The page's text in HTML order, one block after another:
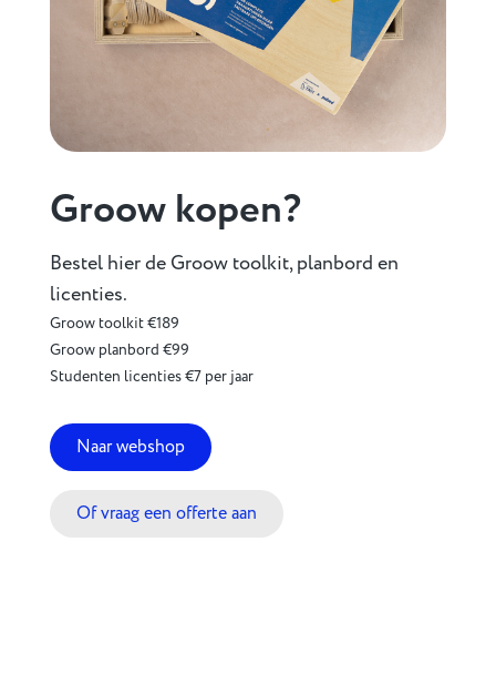
Groow kopen?
Bestel hier de Groow toolkit, planbord en
licenties.
Groow toolkit €189
Groow planbord €99
Studenten licenties €7 per jaar
Naar webshop
Of vraag een offerte aan